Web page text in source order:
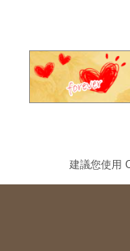
建議您使用